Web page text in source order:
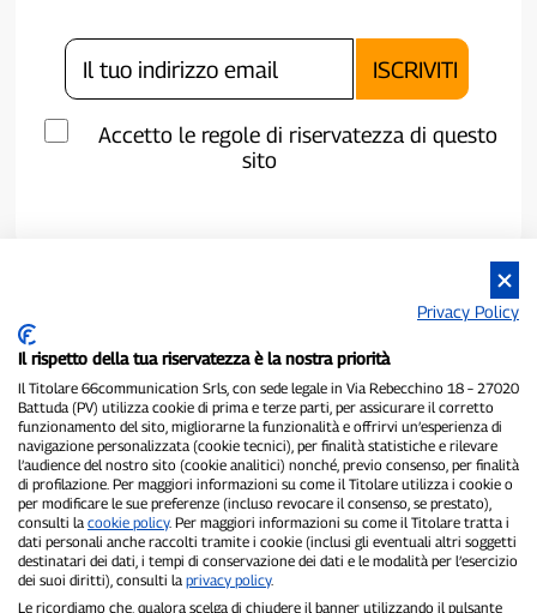
Accetto le regole di riservatezza di questo
sito
P300.it è una Testata Giornalistica indipendente
Registrazione numero 1/2021 del 1/2/2021 - Tribunale di Pavia
Proprietario ed editore:66communication Srls- P.IVA
02798890188
Direttore Responsabile:Alessandro Secchi- Vicedirettore:Federico
Benedusi
Privacy Policy
-
Privacy Policy
Il rispetto della tua riservatezza è la nostra priorità
Il Titolare 66communication Srls, con sede legale in Via Rebecchino 18 – 27020
Battuda (PV) utilizza cookie di prima e terze parti, per assicurare il corretto
funzionamento del sito, migliorarne la funzionalità e offrirvi un’esperienza di
navigazione personalizzata (cookie tecnici), per finalità statistiche e rilevare
l’audience del nostro sito (cookie analitici) nonché, previo consenso, per finalità
di profilazione. Per maggiori informazioni su come il Titolare utilizza i cookie o
per modificare le sue preferenze (incluso revocare il consenso, se prestato),
consulti la cookie policy. Per maggiori informazioni su come il Titolare tratta i
dati personali anche raccolti tramite i cookie (inclusi gli eventuali altri soggetti
destinatari dei dati, i tempi di conservazione dei dati e le modalità per l’esercizio
dei suoi diritti), consulti la privacy policy.
Le ricordiamo che, qualora scelga di chiudere il banner utilizzando il pulsante